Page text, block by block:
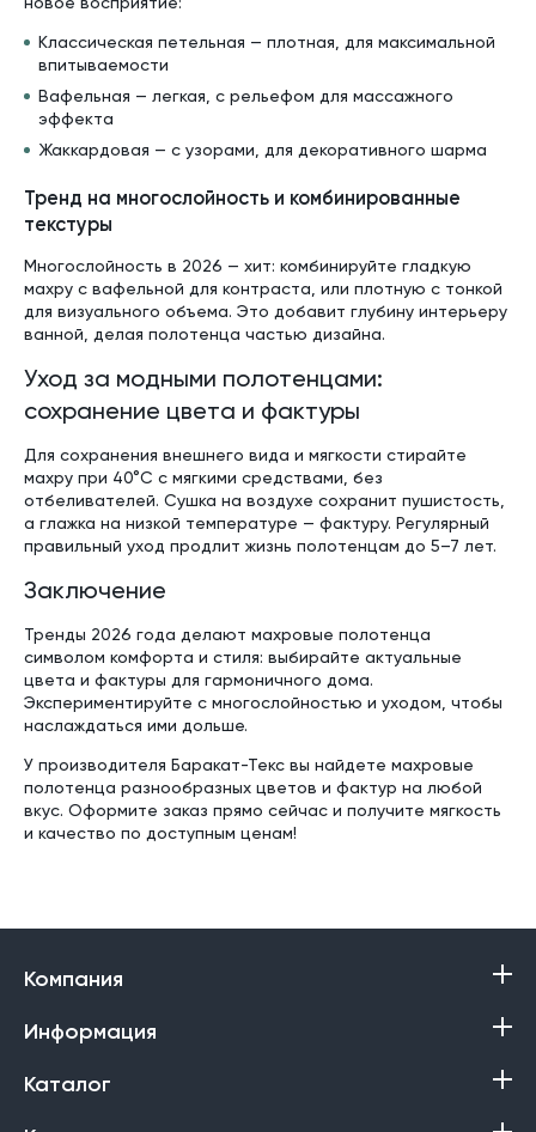
Классическая петельная — плотная, для максимальной
впитываемости
Вафельная — легкая, с рельефом для массажного
эффекта
Жаккардовая — с узорами, для декоративного шарма
Тренд на многослойность и комбинированные
текстуры
Многослойность в 2026 — хит: комбинируйте гладкую
махру с вафельной для контраста, или плотную с тонкой
для визуального объема. Это добавит глубину интерьеру
ванной, делая полотенца частью дизайна.
Уход за модными полотенцами:
сохранение цвета и фактуры
Для сохранения внешнего вида и мягкости стирайте
махру при 40°C с мягкими средствами, без
отбеливателей. Сушка на воздухе сохранит пушистость,
а глажка на низкой температуре — фактуру. Регулярный
правильный уход продлит жизнь полотенцам до 5–7 лет.
Заключение
Тренды 2026 года делают махровые полотенца
символом комфорта и стиля: выбирайте актуальные
цвета и фактуры для гармоничного дома.
Экспериментируйте с многослойностью и уходом, чтобы
наслаждаться ими дольше.
У производителя Баракат-Текс вы найдете махровые
полотенца разнообразных цветов и фактур на любой
вкус. Оформите заказ прямо сейчас и получите мягкость
и качество по доступным ценам!
Компания
Информация
Каталог